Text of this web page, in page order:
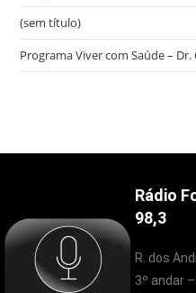
(sem título)
Programa Viver com Saúde –
Rádio
98,3
R. dos
3º andar